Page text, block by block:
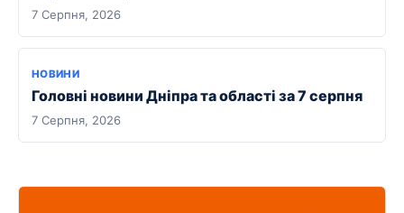
7 Серпня, 2026
НОВИНИ
Головні новини Дніпра та області за 7 серпня
7 Серпня, 2026